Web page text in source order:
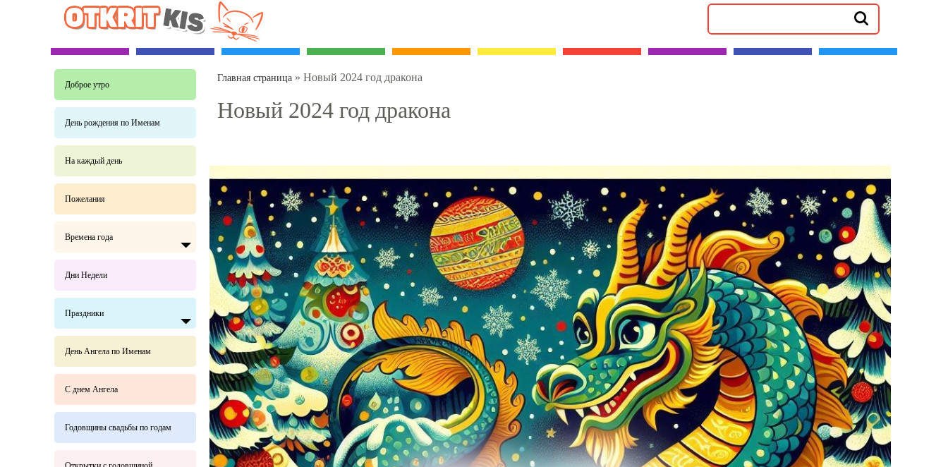
Доброе утро
День рождения по Именам
На каждый день
Пожелания
Времена года
Дни Недели
Праздники
День Ангела по Именам
С днем Ангела
Годовщины свадьбы по годам
Главная страница » Новый 2024 год дракона
Новый 2024 год дракона